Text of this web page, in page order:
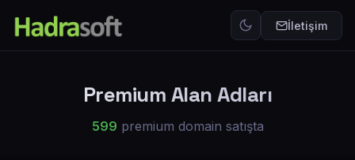
İletişim
Premium Alan Adları
599 premium domain satışta